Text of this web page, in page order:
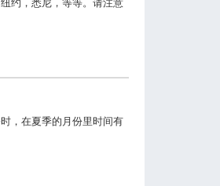
约，悉尼，等等。请注意
，在夏季的月份里时间有